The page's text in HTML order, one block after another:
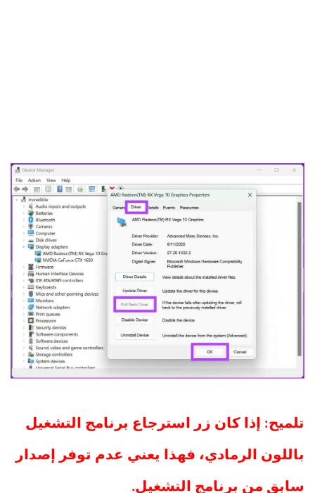
تلميح: إذا كان زر استرجاع برنامج التشغيل
باللون الرمادي، فهذا يعني عدم توفر إصدار
سابق من برنامج التشغيل.